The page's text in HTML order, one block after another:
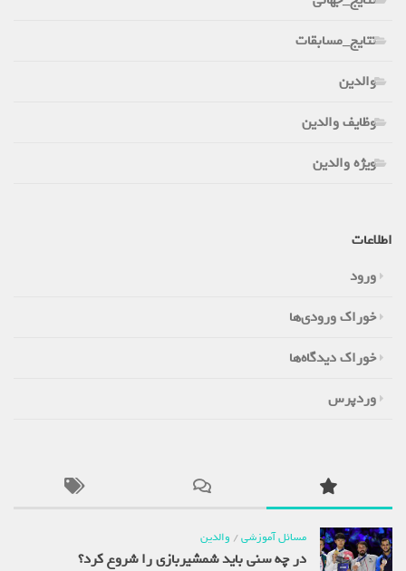
نتایج_مسابقات
والدین
وظایف والدین
ویژه والدین
اطلاعات
ورود
خوراک ورودی‌ها
خوراک دیدگاه‌ها
وردپرس
مسائل آموزشی/والدین
در چه سنی باید شمشیربازی را شروع کرد؟